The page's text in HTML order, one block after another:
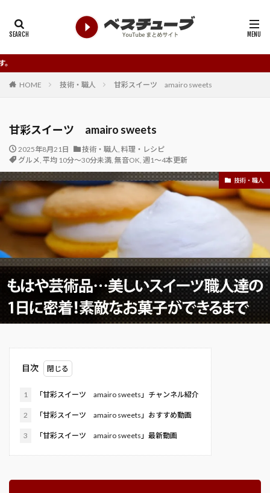
HOME 技術・職人 甘彩スイーツ amairo sweets
甘彩スイーツ amairo sweets
2025年8月21日 技術・職人, 料理・レシピ
グルメ, 平均 10分～30分未満, 無音OK, 週1～4本更新
技術・職人
目次
1 「甘彩スイーツ amairo sweets」チャンネル紹介
2 「甘彩スイーツ amairo sweets」おすすめ動画
3 「甘彩スイーツ amairo sweets」最新動画